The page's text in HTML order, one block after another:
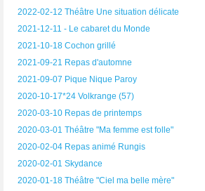
2022-02-12 Théâtre Une situation délicate
2021-12-11 - Le cabaret du Monde
2021-10-18 Cochon grillé
2021-09-21 Repas d'automne
2021-09-07 Pique Nique Paroy
2020-10-17*24 Volkrange (57)
2020-03-10 Repas de printemps
2020-03-01 Théâtre "Ma femme est folle"
2020-02-04 Repas animé Rungis
2020-02-01 Skydance
2020-01-18 Théâtre "Ciel ma belle mère"